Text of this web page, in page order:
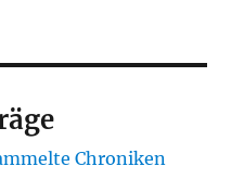
Chroniken